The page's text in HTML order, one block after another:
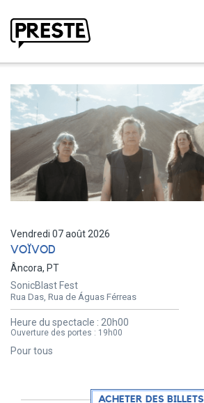
Vendredi 07 août 2026
VOÏVOD
Âncora, PT
SonicBlast Fest
Rua Das, Rua de Águas Férreas
Heure du spectacle : 20h00
Ouverture des portes : 19h00
Pour tous
ACHETER DES BILLETS